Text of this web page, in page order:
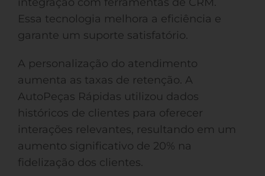
Essa tecnologia melhora a eficiência e
garante um suporte satisfatório.
A personalização do atendimento
aumenta as taxas de retenção. A
AutoPeças Rápidas utilizou dados
históricos de clientes para oferecer
interações relevantes, resultando em um
aumento significativo de 20% na
fidelização dos clientes.